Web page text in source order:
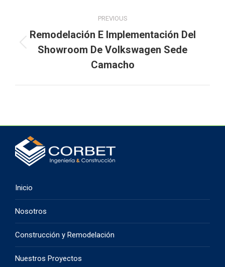
entre
proyectos
PREVIOUS
Proyecto
anterior
Remodelación E Implementación Del
Showroom De Volkswagen Sede
Camacho
Inicio
Nosotros
Construcción y Remodelación
Nuestros Proyectos